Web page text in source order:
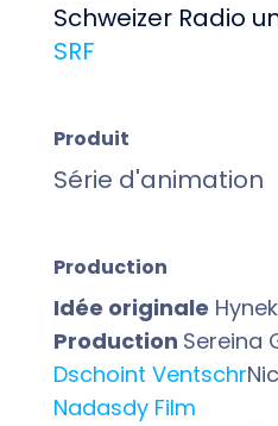
Schweizer Radio
SRF
Produit
Série d'animation
Production
Idée originale
Production Sereina
Dschoint Ventschr
Nadasdy Film